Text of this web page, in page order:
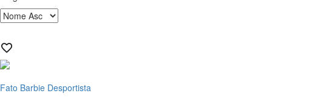
Fato Barbie Desportista